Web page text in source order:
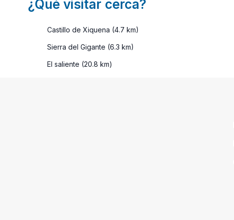
¿Qué visitar cerca?
Castillo de Xiquena (4.7 km)
Sierra del Gigante (6.3 km)
El saliente (20.8 km)